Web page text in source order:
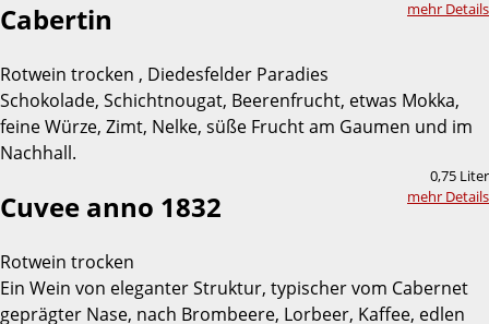
mehr Details
Cabertin
Rotwein trocken , Diedesfelder Paradies
Schokolade, Schichtnougat, Beerenfrucht, etwas Mokka,
feine Würze, Zimt, Nelke, süße Frucht am Gaumen und im
Nachhall.
0,75 Liter
mehr Details
Cuvee anno 1832
Rotwein trocken
Ein Wein von eleganter Struktur, typischer vom Cabernet
geprägter Nase, nach Brombeere, Lorbeer, Kaffee, edlen